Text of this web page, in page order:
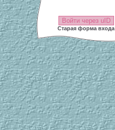
Войти через uID
Старая форма входа